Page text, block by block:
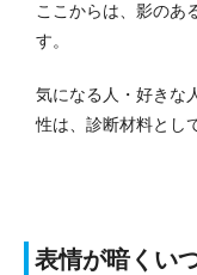
ここからは、影のあ
す。
気になる人・好きな
性は、診断材料とし
表情が暗くい